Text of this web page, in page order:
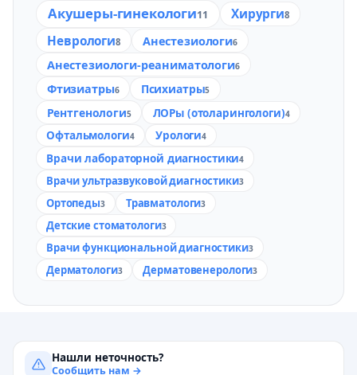
Акушеры-гинекологи11 Хирурги8
Неврологи8 Анестезиологи6
Анестезиологи-реаниматологи6
Фтизиатры6 Психиатры5
Рентгенологи5 ЛОРы (отоларингологи)4
Офтальмологи4 Урологи4
Врачи лабораторной диагностики4
Врачи ультразвуковой диагностики3
Ортопеды3 Травматологи3
Детские стоматологи3
Врачи функциональной диагностики3
Дерматологи3 Дерматовенерологи3
Нашли неточность?
Сообщить нам →